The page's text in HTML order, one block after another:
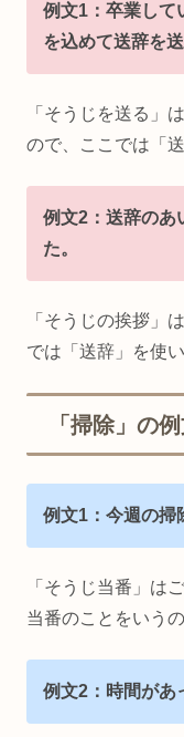
例文1：卒業して
を込めて送辞を送
「そうじを送る」
ので、ここでは「
例文2：送辞のあ
た。
「そうじの挨拶」
では「送辞」を使い
「掃除」の
例文1：今週の掃
「そうじ当番」は
当番のことをいう
例文2：時間があ